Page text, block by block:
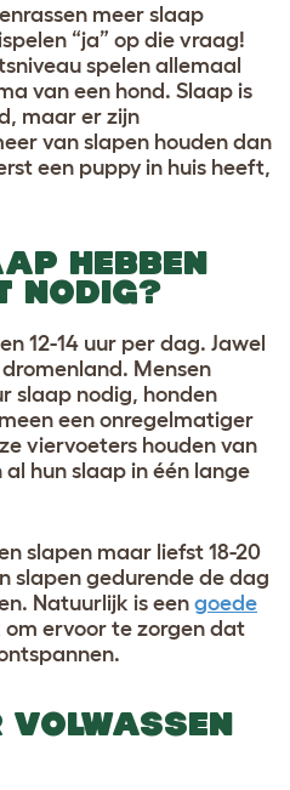
meer slaap
“ja” op die vraag!
spelen allemaal
van een hond. Slaap is
maar er zijn
van slapen houden dan
een puppy in huis heeft,
HEBBEN
NODIG?
12-14 uur per dag. Jawel
Mensen
slaap nodig, honden
een onregelmatiger
viervoeters houden van
hun slaap in één lange
slapen maar liefst 18-20
slapen gedurende de dag
Natuurlijk is een goede
ervoor te zorgen dat